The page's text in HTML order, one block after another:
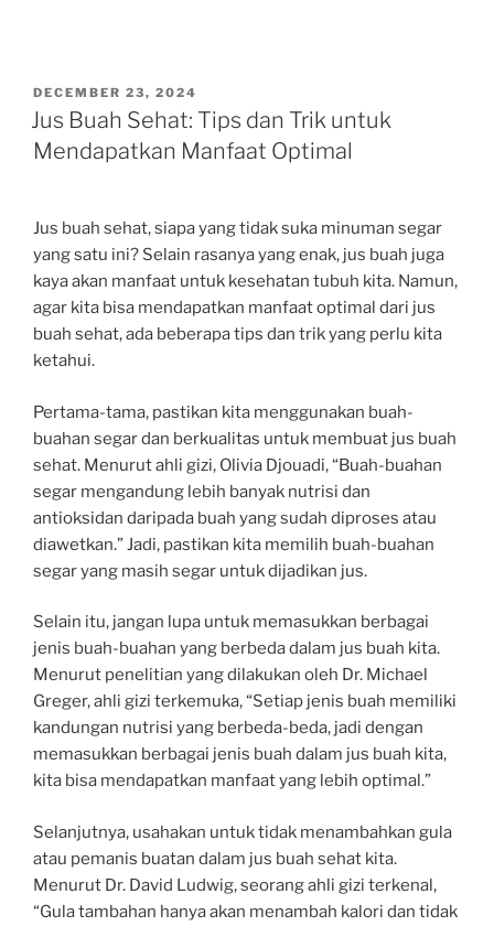
POSTED
ON
DECEMBER 23, 2024
Jus Buah Sehat: Tips dan Trik untuk
Mendapatkan Manfaat Optimal
Jus buah sehat, siapa yang tidak suka minuman segar
yang satu ini? Selain rasanya yang enak, jus buah juga
kaya akan manfaat untuk kesehatan tubuh kita. Namun,
agar kita bisa mendapatkan manfaat optimal dari jus
buah sehat, ada beberapa tips dan trik yang perlu kita
ketahui.
Pertama-tama, pastikan kita menggunakan buah-
buahan segar dan berkualitas untuk membuat jus buah
sehat. Menurut ahli gizi, Olivia Djouadi, “Buah-buahan
segar mengandung lebih banyak nutrisi dan
antioksidan daripada buah yang sudah diproses atau
diawetkan.” Jadi, pastikan kita memilih buah-buahan
segar yang masih segar untuk dijadikan jus.
Selain itu, jangan lupa untuk memasukkan berbagai
jenis buah-buahan yang berbeda dalam jus buah kita.
Menurut penelitian yang dilakukan oleh Dr. Michael
Greger, ahli gizi terkemuka, “Setiap jenis buah memiliki
kandungan nutrisi yang berbeda-beda, jadi dengan
memasukkan berbagai jenis buah dalam jus buah kita,
kita bisa mendapatkan manfaat yang lebih optimal.”
Selanjutnya, usahakan untuk tidak menambahkan gula
atau pemanis buatan dalam jus buah sehat kita.
Menurut Dr. David Ludwig, seorang ahli gizi terkenal,
“Gula tambahan hanya akan menambah kalori dan tidak